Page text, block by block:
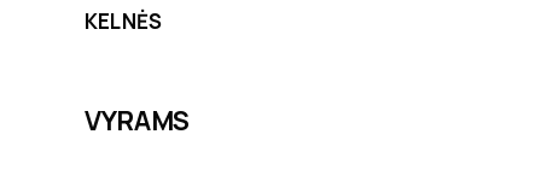
KELNĖS
VYRAMS